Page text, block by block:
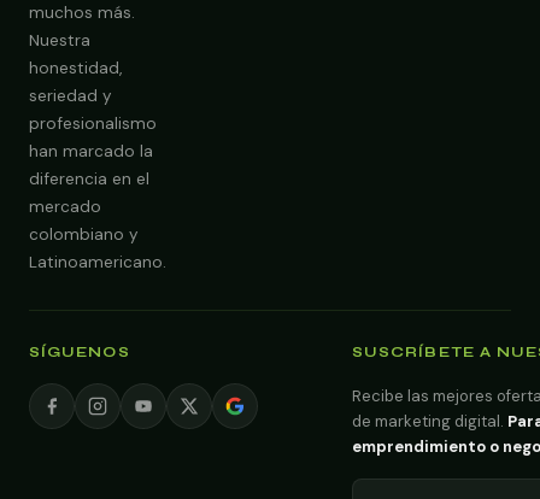
muchos más.
Nuestra
honestidad,
seriedad y
profesionalismo
han marcado la
diferencia en el
mercado
colombiano y
Latinoamericano.
SÍGUENOS SUSCRÍBETE A
Recibe las mejores
de marketing digital.
emprendimiento o